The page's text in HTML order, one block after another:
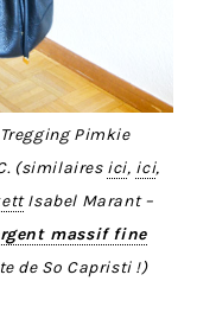
Pimkie
(similaires ici, ici,
Isabel Marant –
massif fine
de So Capristi !)